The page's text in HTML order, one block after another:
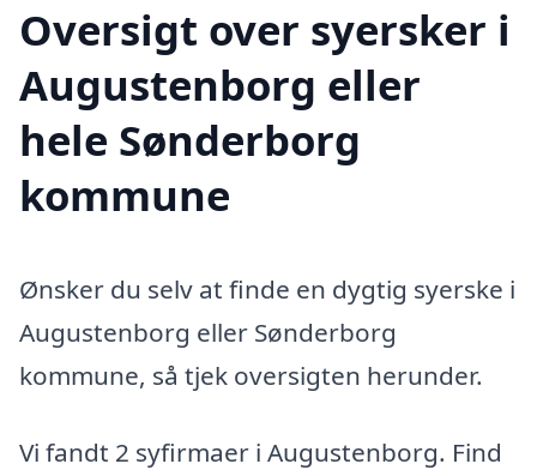
Oversigt over syersker i
Augustenborg eller
hele Sønderborg
kommune
Ønsker du selv at finde en dygtig syerske i
Augustenborg eller Sønderborg
kommune, så tjek oversigten herunder.
Vi fandt 2 syfirmaer i Augustenborg. Find